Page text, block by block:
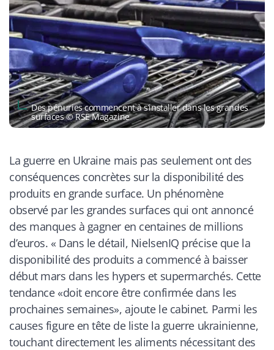
Des pénuries commencent à s’installer dans les grandes
surfaces © RSE Magazine
La guerre en Ukraine mais pas seulement ont des
conséquences concrètes sur la disponibilité des
produits en grande surface. Un phénomène
observé par les grandes surfaces qui ont annoncé
des manques à gagner en centaines de millions
d’euros. « Dans le détail, NielsenIQ précise que la
disponibilité des produits a commencé à baisser
début mars dans les hypers et supermarchés. Cette
tendance «doit encore être confirmée dans les
prochaines semaines», ajoute le cabinet. Parmi les
causes figure en tête de liste la guerre ukrainienne,
touchant directement les aliments nécessitant des